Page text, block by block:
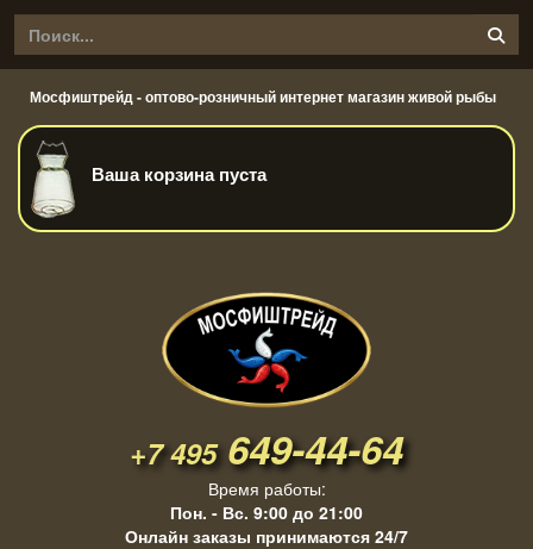
Мосфиштрейд - оптово-розничный интернет магазин живой рыбы
Ваша корзина пуста
+7 495649-44-64
Время работы:
Пон. - Вс. 9:00 до 21:00
Онлайн заказы принимаются 24/7